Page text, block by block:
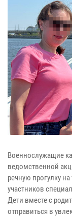
Военнослужащие
ведомственной
речную прогулку
участников
Дети вместе с
отправиться в